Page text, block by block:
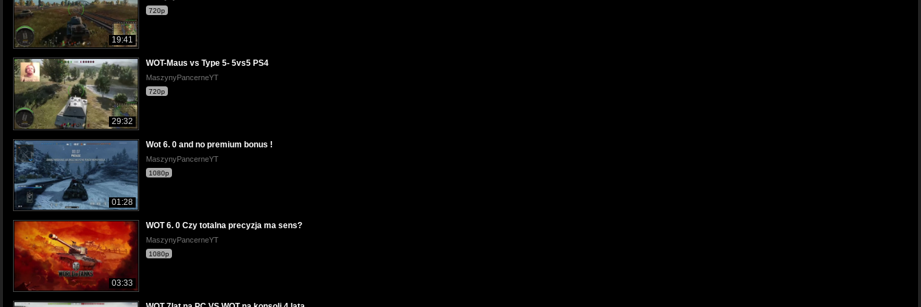
19:41
720p
29:32
WOT-Maus vs Type 5- 5vs5 PS4
MaszynyPancerneYT
720p
01:28
Wot 6. 0 and no premium bonus !
MaszynyPancerneYT
1080p
03:33
WOT 6. 0 Czy totalna precyzja ma sens?
MaszynyPancerneYT
1080p